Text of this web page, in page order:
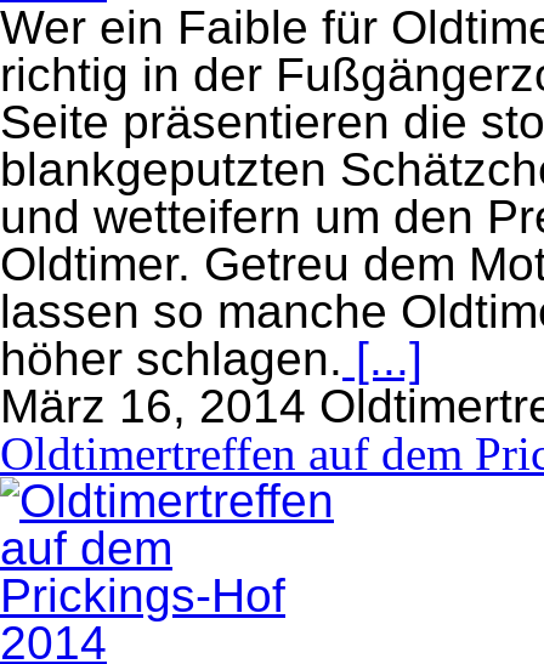
Wer ein Faible für
richtig in der
Seite präsentieren die
blankgeputzten
und wetteifern um den
Oldtimer. Getreu dem
lassen so manche
höher schlagen. [...]
März 16, 2014
Oldtimertreffen auf dem